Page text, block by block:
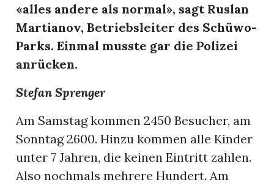
«alles andere als normal», sagt Ruslan
Martianov, Betriebsleiter des Schüwo-
Parks. Einmal musste gar die Polizei
anrücken.
Stefan Sprenger
Am Samstag kommen 2450 Besucher, am
Sonntag 2600. Hinzu kommen alle Kinder
unter 7 Jahren, die keinen Eintritt zahlen.
Also nochmals mehrere Hundert. Am